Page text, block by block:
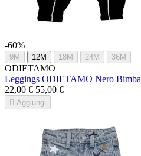
-60%
9M 12M 18M 24M 36M
ODIETAMO
Leggings ODIETAMO Nero Bimba
22,00 € 55,00 €
 Aggiungi